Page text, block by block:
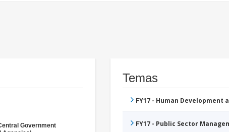
Government
Temas
FY17 - Human Development
FY17 - Public Sector